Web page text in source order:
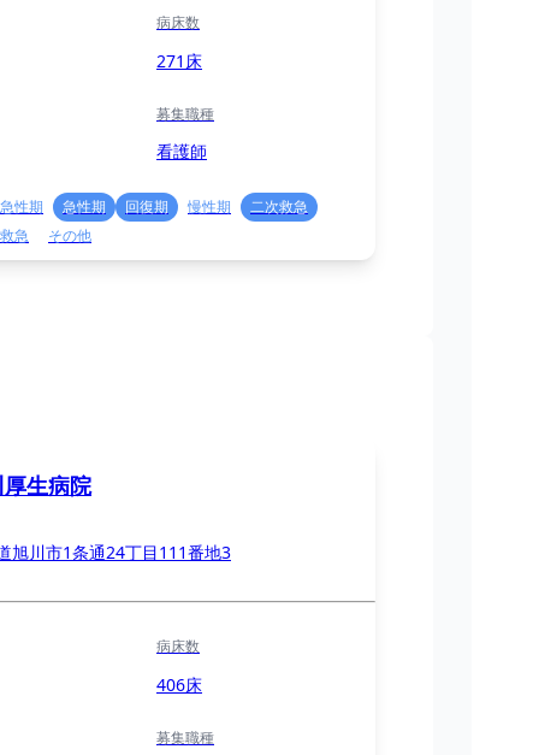
病床数
271床
募集職種
看護師
性期 急性期 回復期 慢性期
二次救急
急
その他
生病院
旭川市1条通24丁目111番地3
病床数
406床
募集職種